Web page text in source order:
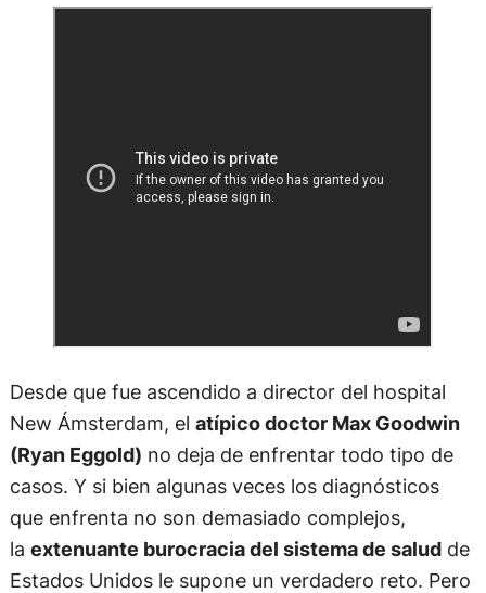
Desde que fue ascendido a director del hospital
New Ámsterdam, el atípico doctor Max Goodwin
(Ryan Eggold) no deja de enfrentar todo tipo de
casos. Y si bien algunas veces los diagnósticos
que enfrenta no son demasiado complejos,
la extenuante burocracia del sistema de saludde
Estados Unidos le supone un verdadero reto. Pero